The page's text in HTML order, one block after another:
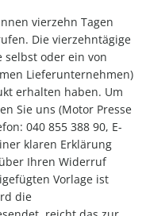
vierzehn Tagen
Die vierzehntägige
selbst oder ein von
Lieferunternehmen)
erhalten haben. Um
Sie uns (Motor Presse
040 855 388 90, E-
klaren Erklärung
Ihren Widerruf
Vorlage ist
die